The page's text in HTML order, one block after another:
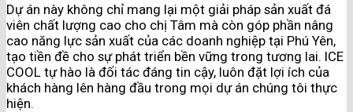
Dự án này không chỉ mang lại một giải pháp sản xuất đá
viên chất lượng cao cho chị Tâm mà còn góp phần nâng
cao năng lực sản xuất của các doanh nghiệp tại Phú Yên,
tạo tiền đề cho sự phát triển bền vững trong tương lai. ICE
COOL tự hào là đối tác đáng tin cậy, luôn đặt lợi ích của
khách hàng lên hàng đầu trong mọi dự án chúng tôi thực
hiện.